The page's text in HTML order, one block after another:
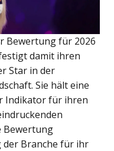
Bewertung für 2026
damit ihren
Star in der
Sie hält eine
Indikator für ihren
Bewertung
Branche für ihr